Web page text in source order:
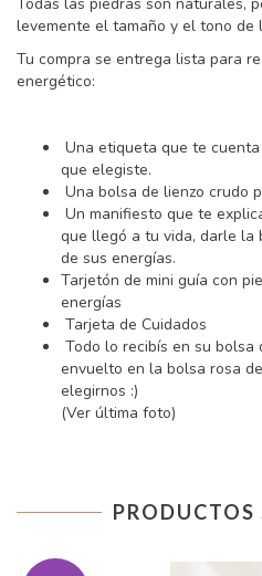
levemente el tamaño y el tono de
Tu compra se entrega lista para
energético:
Una etiqueta que te
que elegiste.
Una bolsa de lienzo crudo
Un manifiesto que te
que llegó a tu vida, darle la
de sus energías.
Tarjetón de mini guía con
energías
Tarjeta de Cuidados
Todo lo recibís en su
envuelto en la bolsa rosa
elegirnos :)
(Ver última foto)